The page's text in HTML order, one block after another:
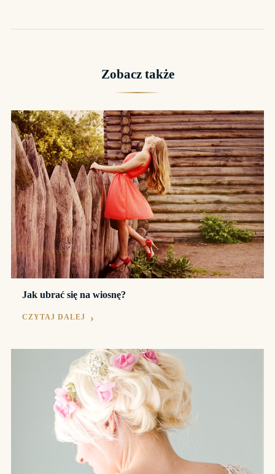
Zobacz także
Jak ubrać się na wiosnę?
CZYTAJ DALEJ